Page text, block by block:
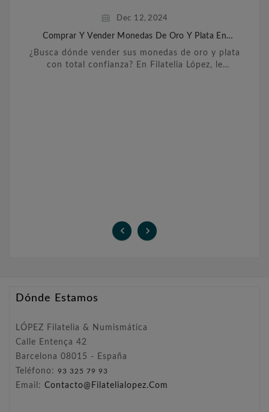
Dec 12, 2024
Comprar Y Vender Monedas De Oro Y Plata En
¿Busca dónde vender sus monedas de oro y plata
con total confianza? En Filatelia López, le
 
Dónde Estamos
LÓPEZ Filatelia & Numismática
Calle Entença 42
Barcelona 08015 - España
Teléfono: 93 325 79 93
Email: Contacto@filatelialopez.com